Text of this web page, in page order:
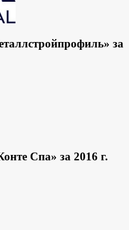
за
Спа» за 2016 г.